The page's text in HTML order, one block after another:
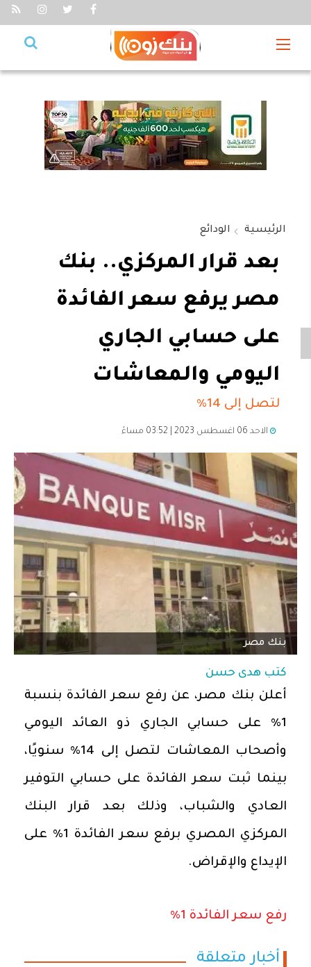
الرئيسية الودائع
بعد قرار المركزي.. بنك
مصر يرفع سعر الفائدة
على حسابي الجاري
اليومي والمعاشات
لتصل إلى 14%
الاحد 06 اغسطس 2023 | 03:52 مساءً
بنك مصر
كتب هدى حسن
أعلن بنك مصر، عن رفع سعر الفائدة بنسبة
1% على حسابي الجاري ذو العائد اليومي
وأصحاب المعاشات لتصل إلى 14% سنويًا،
بينما ثبت سعر الفائدة على حسابي التوفير
العادي والشباب، وذلك بعد قرار البنك
المركزي المصري برفع سعر الفائدة 1% على
الإيداع والإقراض.
رفع سعر الفائدة 1%
أخبار متعلقة